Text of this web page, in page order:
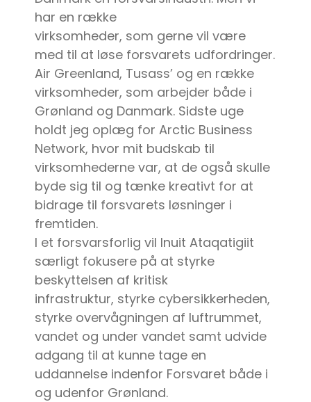
har en række
virksomheder, som gerne vil være
med til at løse forsvarets udfordringer.
Air Greenland, Tusass’ og en række
virksomheder, som arbejder både i
Grønland og Danmark. Sidste uge
holdt jeg oplæg for Arctic Business
Network, hvor mit budskab til
virksomhederne var, at de også skulle
byde sig til og tænke kreativt for at
bidrage til forsvarets løsninger i
fremtiden.
I et forsvarsforlig vil Inuit Ataqatigiit
særligt fokusere på at styrke
beskyttelsen af kritisk
infrastruktur, styrke cybersikkerheden,
styrke overvågningen af luftrummet,
vandet og under vandet samt udvide
adgang til at kunne tage en
uddannelse indenfor Forsvaret både i
og udenfor Grønland.